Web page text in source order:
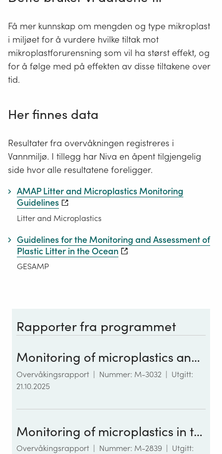
Få mer kunnskap om mengden og type mikroplast
i miljøet for å vurdere hvilke tiltak mot
mikroplastforurensning som vil ha størst effekt, og
for å følge med på effekten av disse tiltakene over
tid.
Her finnes data
Resultater fra overvåkningen registreres i
Vannmiljø. I tillegg har Niva en åpent tilgjengelig
side hvor alle resultatene foreligger.
AMAP Litter and Microplastics Monitoring
Guidelines
Litter and Microplastics
Guidelines for the Monitoring and Assessment of
Plastic Litter in the Ocean
GESAMP
Rapporter fra programmet
Monitoring of microplastics and tyre wear particles in the Norwegian environment (Mikronor): 2024
Overvåkingsrapport | Nummer: M-3032 | Utgitt:
21.10.2025
Monitoring of microplastics in the Norwegian environment (Mikronor): 2023
Overvåkingsrapport Nummer: M-2839
Utgitt: